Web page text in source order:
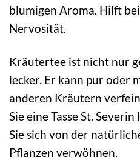
blumigen Aroma. Hilft
Nervosität.
Kräutertee ist nicht nur
lecker. Er kann pur oder
anderen Kräutern
Sie eine Tasse St.
Sie sich von der
Pflanzen verwöhnen.